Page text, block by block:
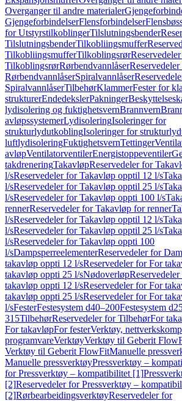
Overganger til andre materialer
GjengeforbindelserFlensforbindelser
for UtstyrstilkoblingerTilslutningsbender
TilslutningsbenderTilkobliingsmuffer
TilkobliingsmufferTilkoblingsrør
TilkoblingsrørRørbendvannlåser
RørbendvannlåserSpiralvannlåser
SpiralvannlåserTilbehørKlammerFester for
strukturerEndedekslerPakninger
lydisolering og fuktighetsvernBrannvern
avløpssystemerLydisoleringIsoleringer for
strukturlydutkoblingIsoleringer for
luftlydisoleringFuktighetsvernTettinger
avløpVentilatorventilerEnergistoppeventiler
takdreneringTakavløpReservedeler for
l/sReservedeler for Takavløp opptil 12 l/s
l/sReservedeler for Takavløp opptil 25 l/s
l/sReservedeler for Takavløp oppti 100 l/s
rennerReservedeler for Takavløp for renner
l/sReservedeler for Takavløp opptil 12 l/s
l/sReservedeler for Takavløp opptil 25 l/s
l/sReservedeler for Takavløp oppti 100
l/sDampsperreelementerReservedeler for
takavløp oppti 12 l/sReservedeler for For
takavløp oppti 25 l/sNødoverløp
takavløp oppti 12 l/sReservedeler for For
takavløp oppti 25 l/sReservedeler for For
l/sFesterFestesystem d40–200Festesystem
315TilbehørReservedeler for TilbehørFor
For takavløpFor festerVerktøy,
programvareVerktøyVerktøy til Geberit
Verktøy til Geberit FlowFitManuelle
Manuelle pressverktøyPressverktøy –
for Pressverktøy – kompatibilitet [1]
[2]Reservedeler for Pressverktøy –
[2]RørbearbeidingsverktøyReservedeler for